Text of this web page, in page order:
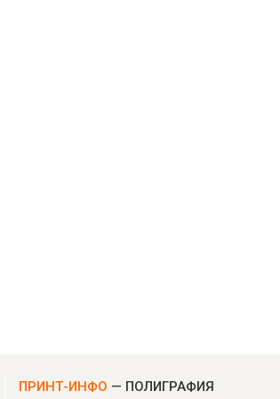
ПРИНТ-ИНФО — ПОЛИГРАФИЯ